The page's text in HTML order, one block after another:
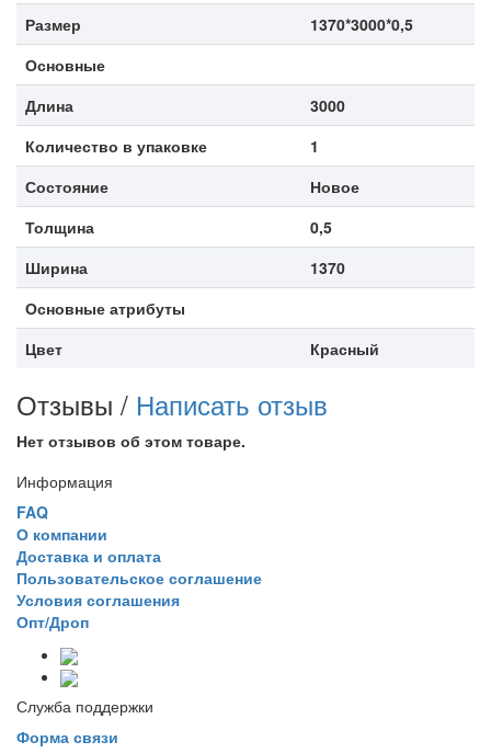
Размер
1370*3000*0,5
Основные
Длина
3000
Количество в упаковке
1
Состояние
Новое
Толщина
0,5
Ширина
1370
Основные атрибуты
Цвет
Красный
Отзывы / Написать отзыв
Нет отзывов об этом товаре.
Информация
FAQ
О компании
Доставка и оплата
Пользовательское соглашение
Условия соглашения
Опт/Дроп
Служба поддержки
Форма связи